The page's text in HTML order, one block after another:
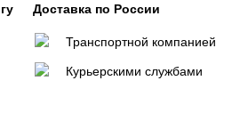
Доставка по России
Транспортной компанией
Курьерскими службами